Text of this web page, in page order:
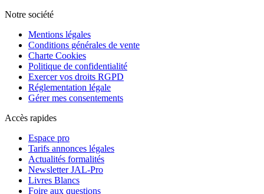
Notre société
Mentions légales
Conditions générales de vente
Charte Cookies
Politique de confidentialité
Exercer vos droits RGPD
Réglementation légale
Gérer mes consentements
Accès rapides
Espace pro
Tarifs annonces légales
Actualités formalités
Newsletter JAL-Pro
Livres Blancs
Foire aux questions